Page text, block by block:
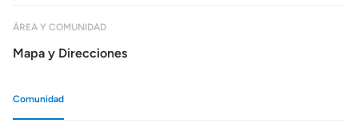
ÁREA Y COMUNIDAD
Mapa y Direcciones
Comunidad